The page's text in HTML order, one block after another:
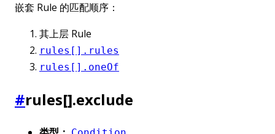
嵌套 Rule 的匹配顺序：
其上层 Rule
rules[].rules
rules[].oneOf
#rules[].exclude